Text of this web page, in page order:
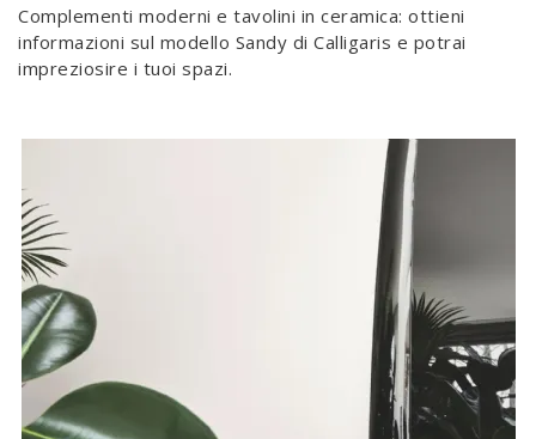
Complementi moderni e tavolini in ceramica: ottieni
informazioni sul modello Sandy di Calligaris e potrai
impreziosire i tuoi spazi.